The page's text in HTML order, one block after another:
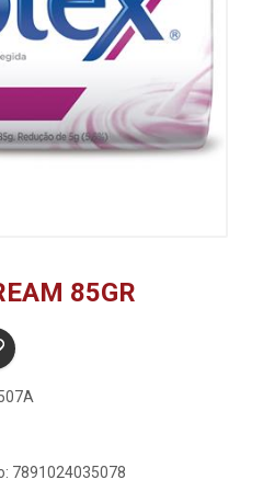
85GR
7891024035078